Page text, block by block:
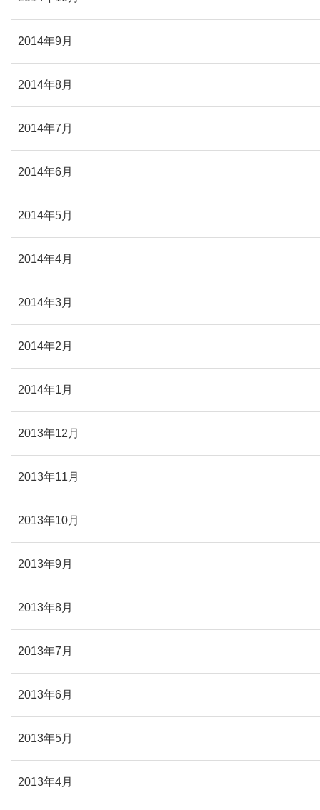
2014年9月
2014年8月
2014年7月
2014年6月
2014年5月
2014年4月
2014年3月
2014年2月
2014年1月
2013年12月
2013年11月
2013年10月
2013年9月
2013年8月
2013年7月
2013年6月
2013年5月
2013年4月